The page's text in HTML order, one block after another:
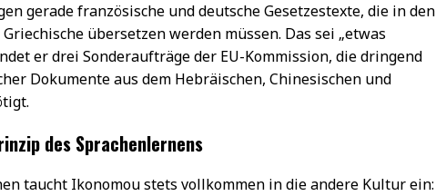
gerade französische und deutsche Gesetzestexte, die in den
übersetzen werden müssen. Das sei „etwas
er drei Sonderaufträge der EU-Kommission, die dringend
Dokumente aus dem Hebräischen, Chinesischen und
des Sprachenlernens
taucht Ikonomou stets vollkommen in die andere Kultur ein: